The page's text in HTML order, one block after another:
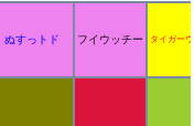
ぬすっトド フイウッチー タイガー